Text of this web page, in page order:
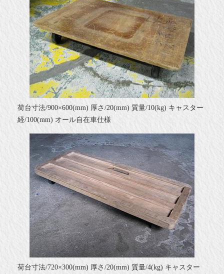
荷台寸法/900×600(mm) 厚さ/20(mm) 質量/10(kg) キャスター
経/100(mm) オール自在車仕様
荷台寸法/720×300(mm) 厚さ/20(mm) 質量/4(kg) キャスター